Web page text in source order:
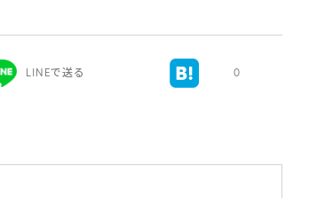
LINEで送る 0